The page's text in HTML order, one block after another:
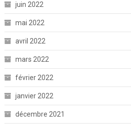
juin 2022
mai 2022
avril 2022
mars 2022
février 2022
janvier 2022
décembre 2021